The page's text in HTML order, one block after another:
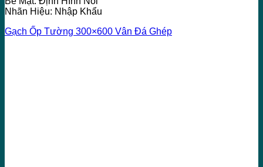
Nhãn Hiệu: Nhập Khẩu
Gạch Ốp Tường 300×600 Vân Đá Ghép